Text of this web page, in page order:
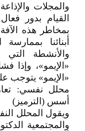
والمجلات
القيام بدور
بمخاطر هذه
أبنائنا
والأنشطة
«الإيمو»، وإذا
«الإيمو» يتوجب
محلل نفسي:
أسس (الترميز)
ويقول المحلل
والمجتمعية